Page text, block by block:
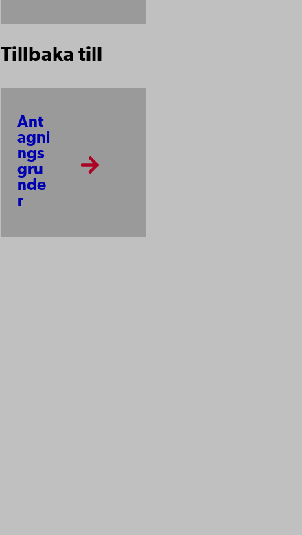
Tillbaka till
Ant
agni
ngs
gru
nde
r